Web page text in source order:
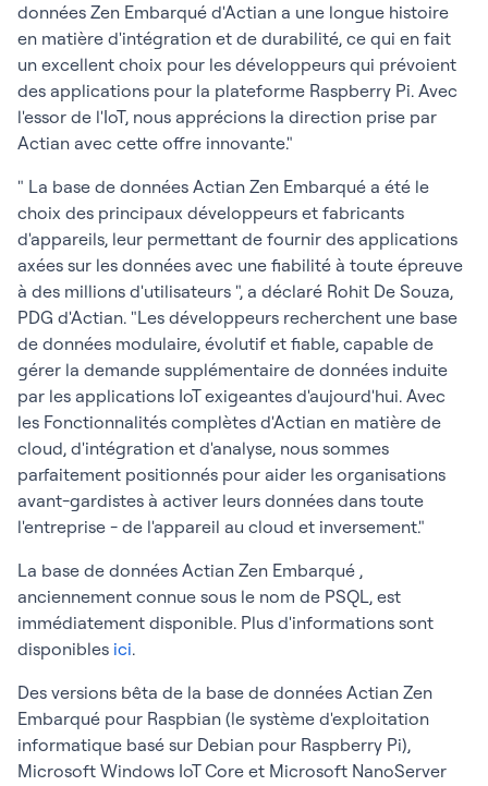
données Zen Embarqué d'Actian a une longue histoire
en matière d'intégration et de durabilité, ce qui en fait
un excellent choix pour les développeurs qui prévoient
des applications pour la plateforme Raspberry Pi. Avec
l'essor de l'IoT, nous apprécions la direction prise par
Actian avec cette offre innovante."
" La base de données Actian Zen Embarqué a été le
choix des principaux développeurs et fabricants
d'appareils, leur permettant de fournir des applications
axées sur les données avec une fiabilité à toute épreuve
à des millions d'utilisateurs ", a déclaré Rohit De Souza,
PDG d'Actian. "Les développeurs recherchent une base
de données modulaire, évolutif et fiable, capable de
gérer la demande supplémentaire de données induite
par les applications IoT exigeantes d'aujourd'hui. Avec
les Fonctionnalités complètes d'Actian en matière de
cloud, d'intégration et d'analyse, nous sommes
parfaitement positionnés pour aider les organisations
avant-gardistes à activer leurs données dans toute
l'entreprise - de l'appareil au cloud et inversement."
La base de données Actian Zen Embarqué ,
anciennement connue sous le nom de PSQL, est
immédiatement disponible. Plus d'informations sont
disponibles ici.
Des versions bêta de la base de données Actian Zen
Embarqué pour Raspbian (le système d'exploitation
informatique basé sur Debian pour Raspberry Pi),
Microsoft Windows IoT Core et Microsoft NanoServer